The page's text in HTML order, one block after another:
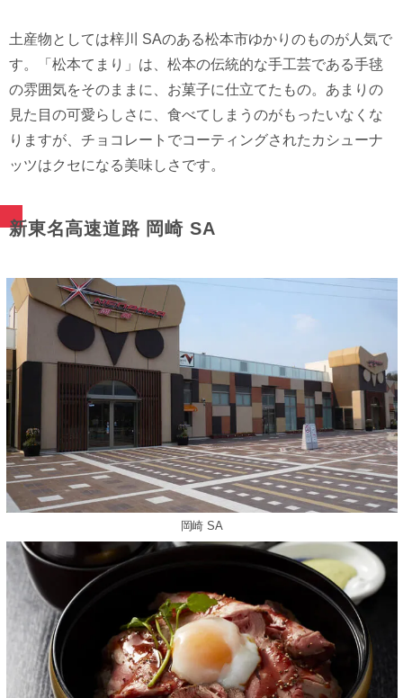
⼟産物としては梓川 SAのある松本市ゆかりのものが⼈気で
す。「松本てまり」は、松本の伝統的な⼿⼯芸である⼿毬
の雰囲気をそのままに、お菓⼦に仕⽴てたもの。あまりの
⾒た⽬の可愛らしさに、⾷べてしまうのがもったいなくな
りますが、チョコレートでコーティングされたカシューナ
ッツはクセになる美味しさです。
新東名⾼速道路 岡崎 SA
岡崎 SA